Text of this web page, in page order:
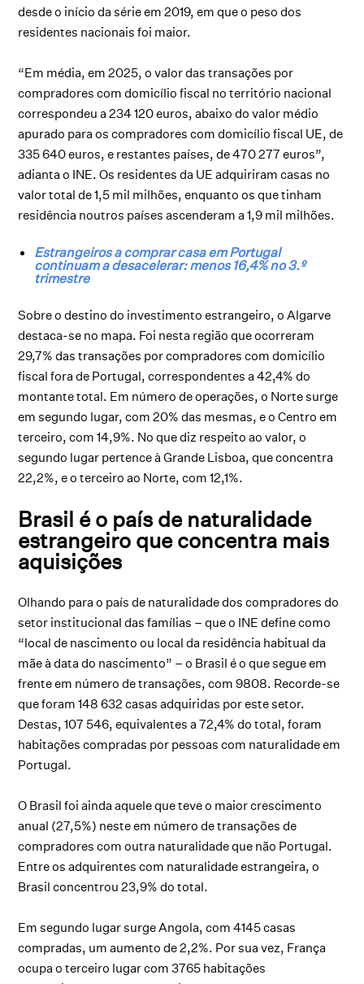
desde o início da série em 2019, em que o peso dos
residentes nacionais foi maior.
“Em média, em 2025, o valor das transações por
compradores com domicílio fiscal no território nacional
correspondeu a 234 120 euros, abaixo do valor médio
apurado para os compradores com domicílio fiscal UE, de
335 640 euros, e restantes países, de 470 277 euros”,
adianta o INE. Os residentes da UE adquiriram casas no
valor total de 1,5 mil milhões, enquanto os que tinham
residência noutros países ascenderam a 1,9 mil milhões.
Estrangeiros a comprar casa em Portugal
continuam a desacelerar: menos 16,4% no 3.º
trimestre
Sobre o destino do investimento estrangeiro, o Algarve
destaca-se no mapa. Foi nesta região que ocorreram
29,7% das transações por compradores com domicílio
fiscal fora de Portugal, correspondentes a 42,4% do
montante total. Em número de operações, o Norte surge
em segundo lugar, com 20% das mesmas, e o Centro em
terceiro, com 14,9%. No que diz respeito ao valor, o
segundo lugar pertence à Grande Lisboa, que concentra
22,2%, e o terceiro ao Norte, com 12,1%.
Brasil é o país de naturalidade
estrangeiro que concentra mais
aquisições
Olhando para o país de naturalidade dos compradores do
setor institucional das famílias – que o INE define como
“local de nascimento ou local da residência habitual da
mãe à data do nascimento” – o Brasil é o que segue em
frente em número de transações, com 9808. Recorde-se
que foram 148 632 casas adquiridas por este setor.
Destas, 107 546, equivalentes a 72,4% do total, foram
habitações compradas por pessoas com naturalidade em
Portugal.
O Brasil foi ainda aquele que teve o maior crescimento
anual (27,5%) neste em número de transações de
compradores com outra naturalidade que não Portugal.
Entre os adquirentes com naturalidade estrangeira, o
Brasil concentrou 23,9% do total.
Em segundo lugar surge Angola, com 4145 casas
compradas, um aumento de 2,2%. Por sua vez, França
ocupa o terceiro lugar com 3765 habitações